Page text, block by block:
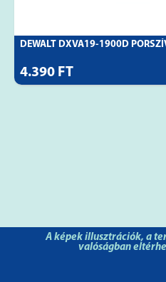
DEWALT DXVA19-1900D
4.390 FT
A képek illusztrációk, a
valóságban